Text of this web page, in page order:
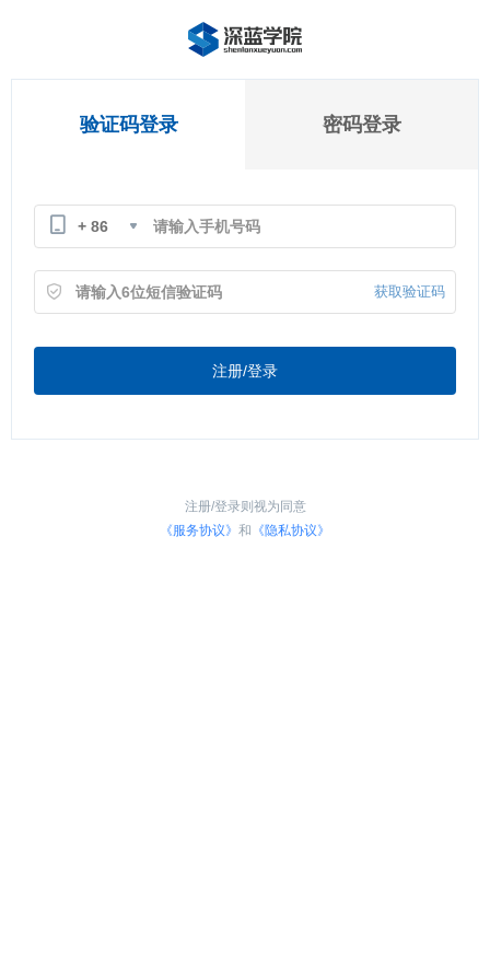
验证码登录 密码登录
+ 86
获取验证码
注册/登录
注册/登录则视为同意
《服务协议》 和 《隐私协议》